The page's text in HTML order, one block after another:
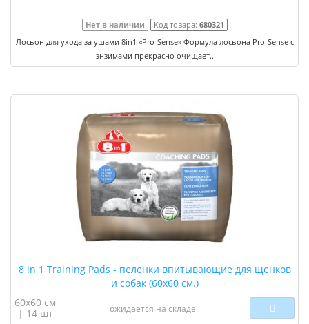
Нет в наличии Код товара: 680321
Лосьон для ухода за ушами 8in1 «Pro-Sense» Формула лосьона Pro-Sense с
энзимами прекрасно очищает..
8 in 1 Training Pads - пеленки впитывающие для щенков
и собак (60х60 см.)
60x60 см
| 14 шт
ожидается на складе